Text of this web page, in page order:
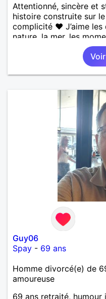
Attentionné, sincère et
histoire construite sur
complicité ❤️ J’aime les
nature, la mer, les
personnes au grand
affectueux, j’adore les
et les calinous
par peser, alors si tu es
temps de discuter… et
Guy06
Spay - 69 ans
Homme divorcé(e) de
amoureuse
69 ans retraité, humour